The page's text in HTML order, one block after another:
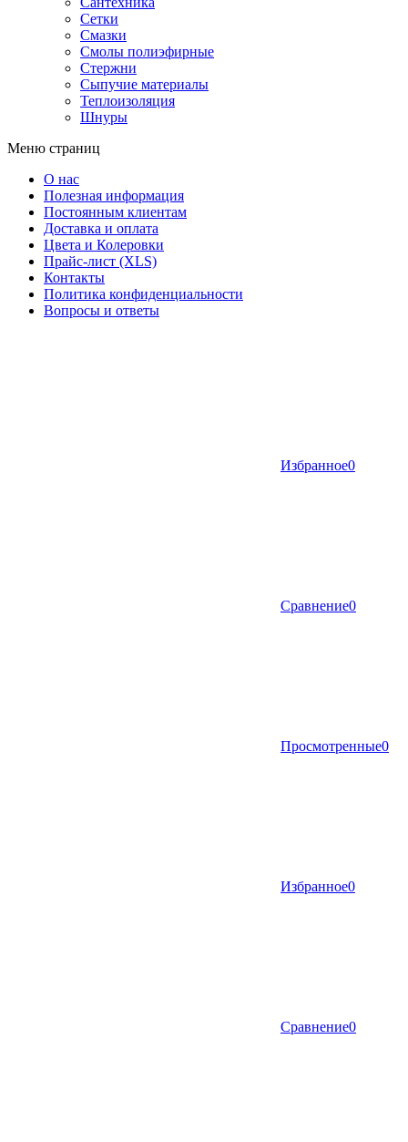
Сетки
Смазки
Смолы полиэфирные
Стержни
Сыпучие материалы
Теплоизоляция
Шнуры
Меню страниц
О нас
Полезная информация
Постоянным клиентам
Доставка и оплата
Цвета и Колеровки
Прайс-лист (XLS)
Контакты
Политика конфиденциальности
Вопросы и ответы
Избранное0
Сравнение0
Просмотренные0
Избранное0
Сравнение0